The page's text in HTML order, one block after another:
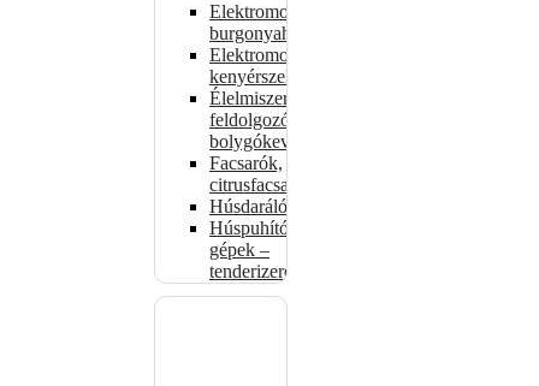
Elektromos
burgonyahámozók
Elektromos
kenyérszeletelők
Élelmiszer-
feldolgozók –
bolygókeverők
Facsarók,
citrusfacsarók
Húsdarálók
Húspuhító
gépek –
tenderizerek